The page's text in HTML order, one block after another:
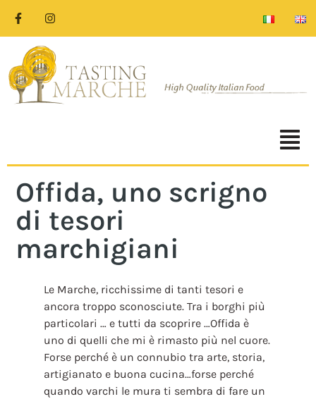
Offida, uno scrigno
di tesori
marchigiani
Le Marche, ricchissime di tanti tesori e
ancora troppo sconosciute. Tra i borghi più
particolari … e tutti da scoprire …Offida è
uno di quelli che mi è rimasto più nel cuore.
Forse perché è un connubio tra arte, storia,
artigianato e buona cucina…forse perché
quando varchi le mura ti sembra di fare un